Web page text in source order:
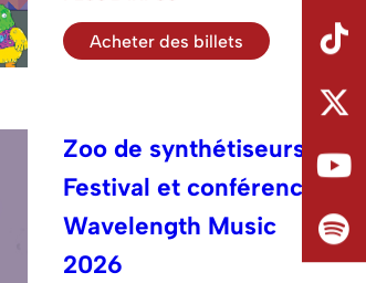
Acheter des billets
Zoo de synthétiseurs :
Festival et conférence
Wavelength Music
2026